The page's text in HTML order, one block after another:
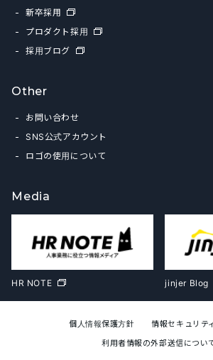
新卒採用
プロダクト採用
採用ブログ
Other
お問い合わせ
SNS公式アカウント
ロゴの使用について
Media
HR NOTE jinjer Blog
個人情報保護方針
情報セキュリテ
利用者情報の外部送信につい